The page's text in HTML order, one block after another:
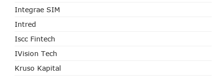
Integrae SIM
Intred
Iscc Fintech
IVision Tech
Kruso Kapital